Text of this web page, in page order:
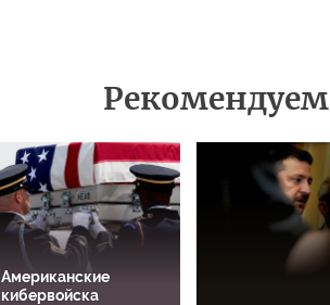
Рекомендуем
Американские
кибервойска